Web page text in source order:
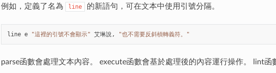
例如，定義了名為 line 的新語句，可在文本中使用引號分隔。
line e "這裡的引號不會顯示" 艾琳說, "也不需要反斜槓轉義符。"
parse函數會處理文本內容。 execute函數會基於處理後的內容運行操作。 lint函